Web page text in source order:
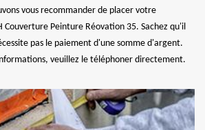
vous recommander de placer votre
Couverture Peinture Réovation 35. Sachez qu'il
pas le paiement d'une somme d'argent.
veuillez le téléphoner directement.